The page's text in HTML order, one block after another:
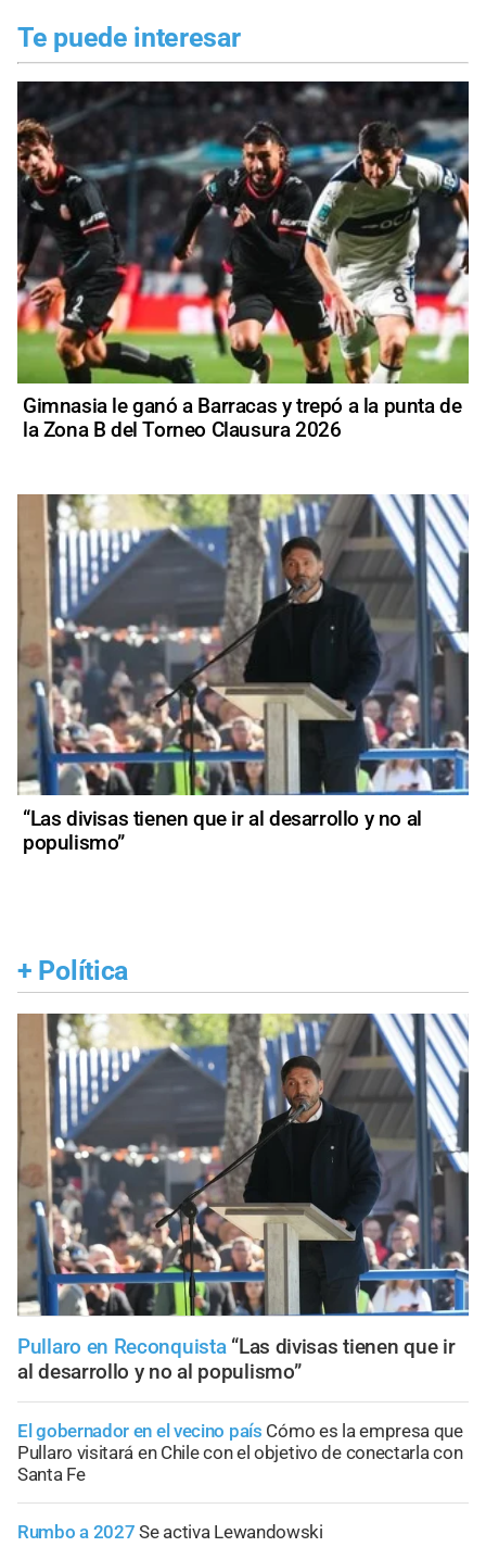
Te puede interesar
Gimnasia le ganó a Barracas y trepó a la punta de
la Zona B del Torneo Clausura 2026
“Las divisas tienen que ir al desarrollo y no al
populismo”
+ Política
Pullaro en Reconquista “Las divisas tienen que ir
al desarrollo y no al populismo”
El gobernador en el vecino país Cómo es la empresa que
Pullaro visitará en Chile con el objetivo de conectarla con
Santa Fe
Rumbo a 2027 Se activa Lewandowski